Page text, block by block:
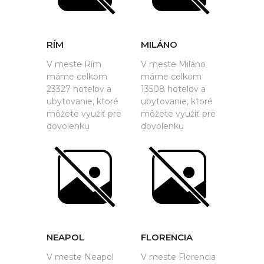
RÍM
V meste Rím
máme celkom
23327 hotelov a
ubytovanie, ktoré
môžete využiť pre
dovolenku
MILÁNO
V meste Miláno
máme celkom
13508 hotelov a
ubytovanie, ktoré
môžete využiť pre
dovolenku
NEAPOL
V meste Neapol
FLORENCIA
V meste Florencia